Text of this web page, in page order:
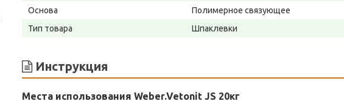
Основа
Полимерное связующее
Тип товара
Шпаклевки
Инструкция
Места использования Weber.Vetonit JS 20кг